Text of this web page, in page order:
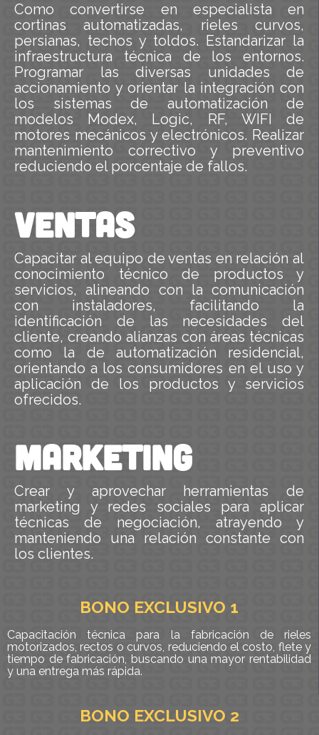
Como convertirse en especialista en
cortinas automatizadas, rieles curvos,
persianas, techos y toldos. Estandarizar la
infraestructura técnica de los entornos.
Programar las diversas unidades de
accionamiento y orientar la integración con
los sistemas de automatización de
modelos Modex, Logic, RF, WIFI de
motores mecánicos y electrónicos. Realizar
mantenimiento correctivo y preventivo
reduciendo el porcentaje de fallos.
VENTAS
Capacitar al equipo de ventas en relación al
conocimiento técnico de productos y
servicios, alineando con la comunicación
con instaladores, facilitando la
identificación de las necesidades del
cliente, creando alianzas con áreas técnicas
como la de automatización residencial,
orientando a los consumidores en el uso y
aplicación de los productos y servicios
ofrecidos.
marketing
Crear y aprovechar herramientas de
marketing y redes sociales para aplicar
técnicas de negociación, atrayendo y
manteniendo una relación constante con
los clientes.
BONO EXCLUSIVO 1
Capacitación técnica para la fabricación de rieles
motorizados, rectos o curvos, reduciendo el costo, flete y
tiempo de fabricación, buscando una mayor rentabilidad
y una entrega más rápida.
BONO EXCLUSIVO 2